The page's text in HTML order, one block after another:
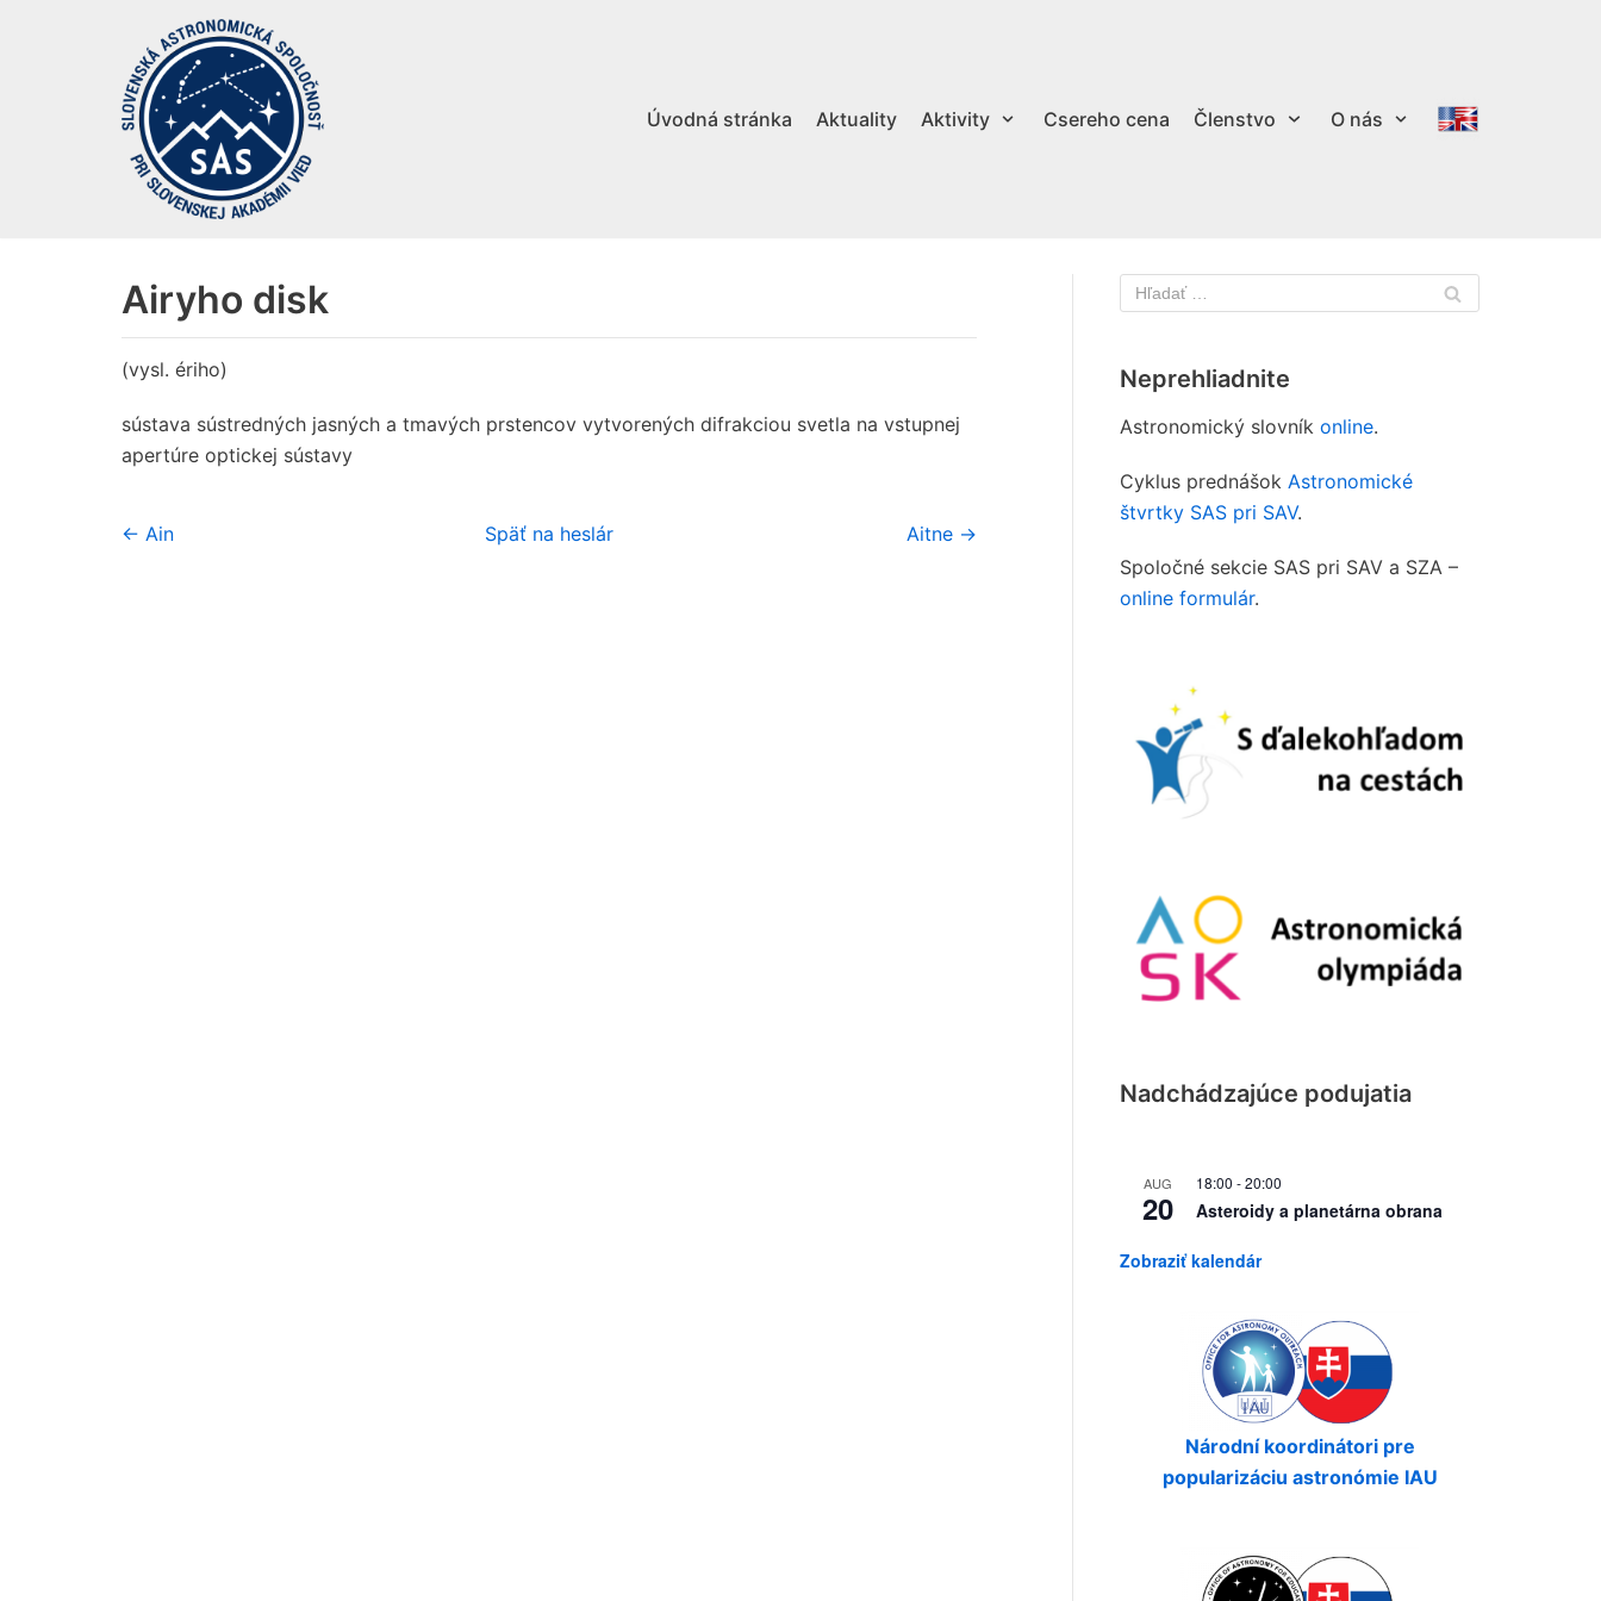
Úvodná stránka Aktuality Aktivity Csereho cena Členstvo O nás
Airyho disk
(vysl. ériho)
sústava sústredných jasných a tmavých prstencov vytvorených difrakciou svetla na vstupnej
apertúre optickej sústavy
← Ain Späť na heslár Aitne →
Neprehliadnite
Astronomický slovník online.
Cyklus prednášok Astronomické
štvrtky SAS pri SAV.
Spoločné sekcie SAS pri SAV a SZA –
online formulár.
Nadchádzajúce podujatia
AUG
20
18:00 -20:00
Asteroidy a planetárna obrana
Zobraziť kalendár
Národní koordinátori pre
popularizáciu astronómie IAU